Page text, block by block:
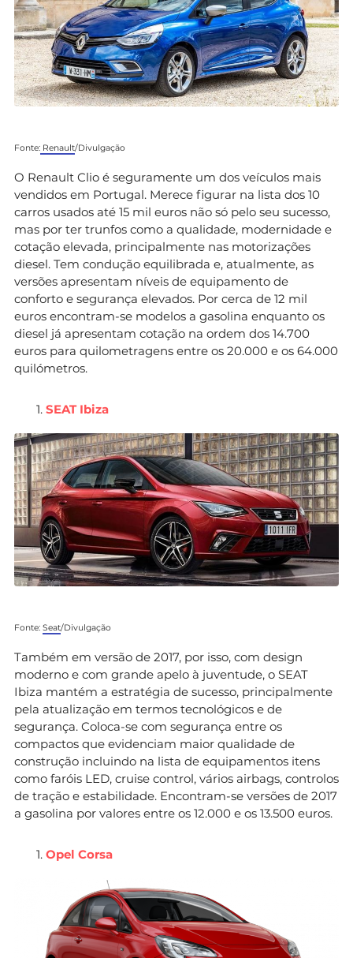
Fonte: Renault/Divulgação
O Renault Clio é seguramente um dos veículos mais
vendidos em Portugal. Merece figurar na lista dos 10
carros usados até 15 mil euros não só pelo seu sucesso,
mas por ter trunfos como a qualidade, modernidade e
cotação elevada, principalmente nas motorizações
diesel. Tem condução equilibrada e, atualmente, as
versões apresentam níveis de equipamento de
conforto e segurança elevados. Por cerca de 12 mil
euros encontram-se modelos a gasolina enquanto os
diesel já apresentam cotação na ordem dos 14.700
euros para quilometragens entre os 20.000 e os 64.000
quilómetros.
SEAT Ibiza
Fonte: Seat/Divulgação
Também em versão de 2017, por isso, com design
moderno e com grande apelo à juventude, o SEAT
Ibiza mantém a estratégia de sucesso, principalmente
pela atualização em termos tecnológicos e de
segurança. Coloca-se com segurança entre os
compactos que evidenciam maior qualidade de
construção incluindo na lista de equipamentos itens
como faróis LED, cruise control, vários airbags, controlos
de tração e estabilidade. Encontram-se versões de 2017
a gasolina por valores entre os 12.000 e os 13.500 euros.
Opel Corsa